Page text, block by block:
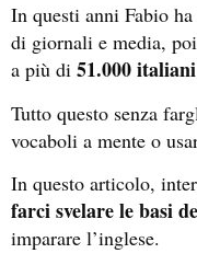
In questi anni Fabio
di giornali e media,
a più di 51.000
Tutto questo senza
vocaboli a mente o
In questo articolo,
farci svelare le basi
imparare l’inglese.